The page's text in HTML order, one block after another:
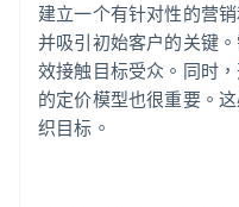
建立一个有针对性的营
并吸引初始客户的关键
效接触目标受众。同时
的定价模型也很重要。
织目标。